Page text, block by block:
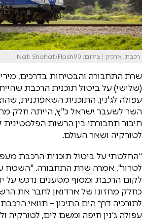
רכבת, ארכיון | צילום: Nati Shohat/Flash90
שרת התחבורה והבטיחות בדרכים, מירי
(שלישי) על ביטול תוכנית הרכבת
עפולה לג'נין. התוכנית השאפתנית,
השר לשעבר ישראל כ"ץ, הייתה חלק
חיבור תחבורתי בין הרשות
לטורקיה ושאר העולם.
"החלטתי על ביטול תוכנית הרכבת
לטרור", אמרה שרת התחבורה. "השטח
לקום הרכבת ומסוף מטענים נרכש על
כחלק מחזונו של ארדואן לחבר את
לתורכיה דרך הים התיכון – תוואי
עפולה ג׳נין חיפה ומשם לים, לטורקיה